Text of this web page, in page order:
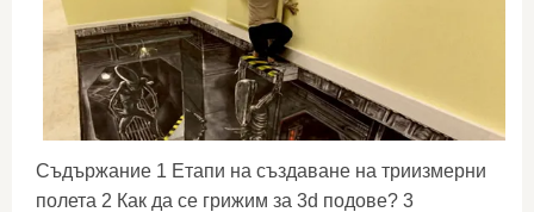
Съдържание 1 Етапи на създаване на триизмерни
полета 2 Как да се грижим за 3d подове? 3